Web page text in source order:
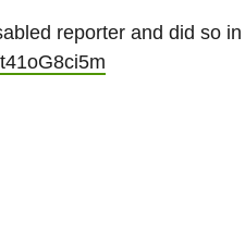
reporter and did so